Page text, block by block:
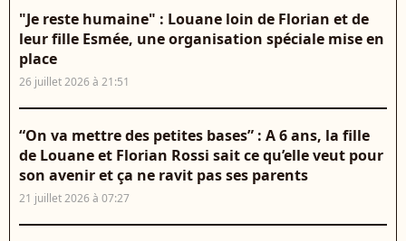
"Je reste humaine" : Louane loin de Florian et de
leur fille Esmée, une organisation spéciale mise en
place
26 juillet 2026 à 21:51
“On va mettre des petites bases” : A 6 ans, la fille
de Louane et Florian Rossi sait ce qu’elle veut pour
son avenir et ça ne ravit pas ses parents
21 juillet 2026 à 07:27